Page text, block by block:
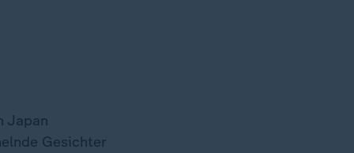
Japan
Gesichter